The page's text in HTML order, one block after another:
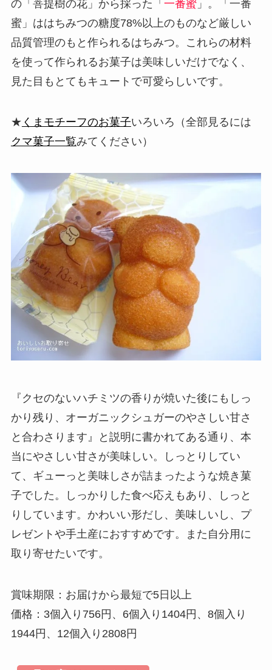
の「菩提樹の花」から採った「 一番蜜」。「一番
蜜」ははちみつの糖度78%以上のものなど厳しい
品質管理のもと作られるはちみつ。これらの材料
を使って作られるお菓子は美味しいだけでなく、
見た目もとてもキュートで可愛らしいです。
★ くまモチーフのお菓子いろいろ（全部見るには
クマ菓子一覧みてください）
『クセのないハチミツの香りが焼いた後にもしっ
かり残り、オーガニックシュガーのやさしい甘さ
と合わさります』と説明に書かれてある通り、本
当にやさしい甘さが美味しい。しっとりしてい
て、ギューっと美味しさが詰まったような焼き菓
子でした。しっかりした食べ応えもあり、しっと
りしています。かわいい形だし、美味しいし、プ
レゼントや手土産におすすめです。また自分用に
取り寄せたいです。
賞味期限：お届けから最短で5日以上
価格：3個入り756円、6個入り1404円、8個入り
1944円、12個入り2808円